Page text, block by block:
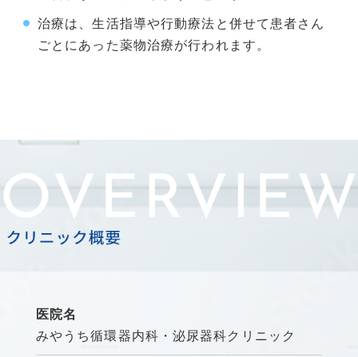
治療は、生活指導や行動療法と併せて患者さん
ごとにあった薬物治療が行われます。
医院名
みやうち循環器内科・泌尿器科クリニック